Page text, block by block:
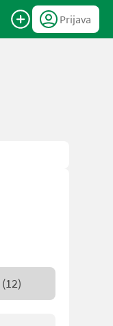
Prijava
(12)